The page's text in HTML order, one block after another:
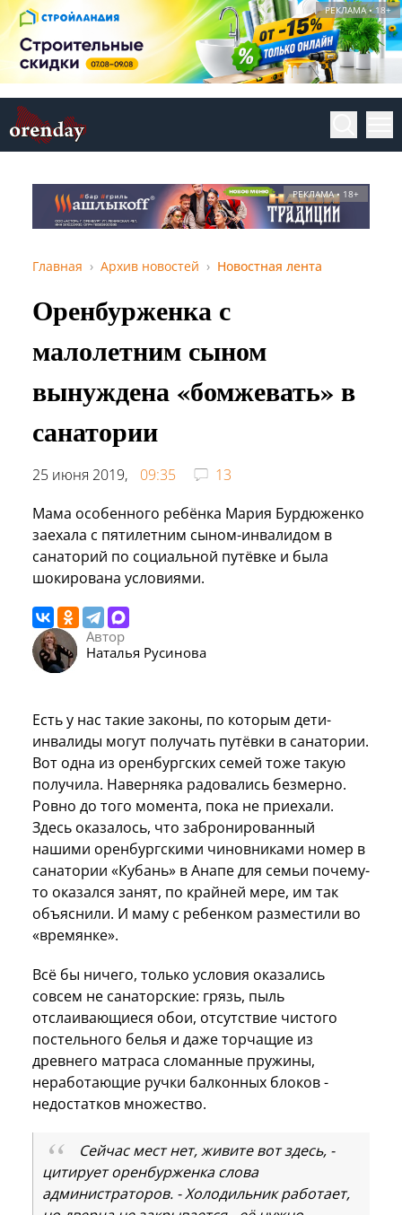
РЕКЛАМА • 18+
РЕКЛАМА • 18+
Главная Архив новостей Новостная лента
Оренбурженка с
малолетним сыном
вынуждена «бомжевать» в
санатории
25 июня 2019, 09:35
13
Мама особенного ребёнка Мария Бурдюженко
заехала с пятилетним сыном-инвалидом в
санаторий по социальной путёвке и была
шокирована условиями.
Автор
Наталья Русинова
Есть у нас такие законы, по которым дети-
инвалиды могут получать путёвки в санатории.
Вот одна из оренбургских семей тоже такую
получила. Наверняка радовались безмерно.
Ровно до того момента, пока не приехали.
Здесь оказалось, что забронированный
нашими оренбургскими чиновниками номер в
санатории «Кубань» в Анапе для семьи почему-
то оказался занят, по крайней мере, им так
объяснили. И маму с ребенком разместили во
«времянке».
Всё бы ничего, только условия оказались
совсем не санаторские: грязь, пыль
отслаивающиеся обои, отсутствие чистого
постельного белья и даже торчащие из
древнего матраса сломанные пружины,
неработающие ручки балконных блоков -
недостатков множество.
Сейчас мест нет, живите вот здесь, -
цитирует оренбурженка слова
администраторов. - Холодильник работает,